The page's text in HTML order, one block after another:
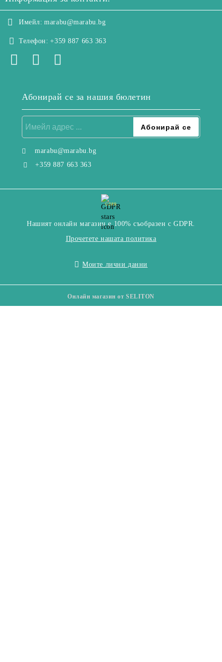
Имейл: marabu@marabu.bg
Телефон: +359 887 663 363
Абонирай се за нашия бюлетин
marabu@marabu.bg
+359 887 663 363
GDPR
Нашият онлайн магазин е 100% съобразен с GDPR.
Прочетете нашата политика
Моите лични данни
Онлайн магазин от SELITON